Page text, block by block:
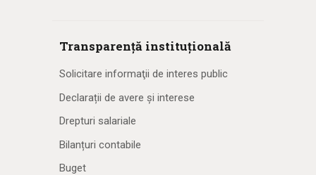
Transparență instituțională
Solicitare informaţii de interes public
Declarații de avere și interese
Drepturi salariale
Bilanțuri contabile
Buget